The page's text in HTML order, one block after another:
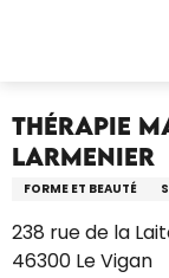
Thérapie
Larmenier
FORME ET BEAUTÉ
238 rue de la
46300 Le Vigan